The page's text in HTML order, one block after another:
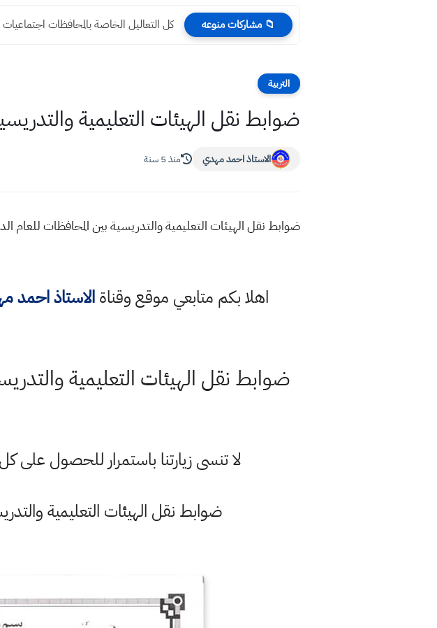
📁 مشاركات منوعه كل التعاليل الخاصة بالمحافظات
التربية
ضوابط نقل الهيئات التعليمية والتدريسية
الاستاذ احمد مهدي منذ 5 سنة
ضوابط نقل الهيئات التعليمية والتدريسية بين المحافظات للعام الدراسي
اهلا بكم متابعي موقع وقناةالاستاذ احمد
ضوابط نقل الهيئات التعليمية والتدريسية
لا تنسى زيارتنا باستمرار للحصول
ضوابط نقل الهيئات التعليمية